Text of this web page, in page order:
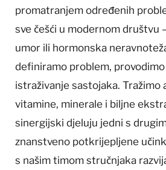
promatranjem određenih
sve češći u modernom društvu
umor ili hormonska
definiramo problem,
istraživanje sastojaka. Tražimo
vitamine, minerale i biljne
sinergijski djeluju jedni s
znanstveno potkrijepljene
s našim timom stručnjaka